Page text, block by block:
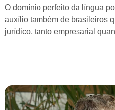
O domínio perfeito da língua
auxílio também de brasileiros
jurídico, tanto empresarial